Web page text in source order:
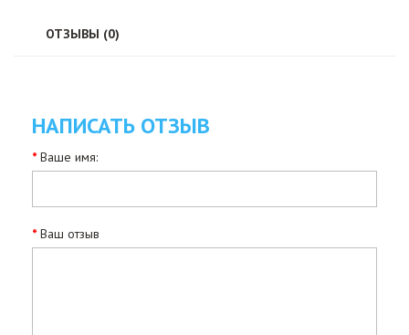
ОТЗЫВЫ (0)
НАПИСАТЬ ОТЗЫВ
Ваше имя:
Ваш отзыв